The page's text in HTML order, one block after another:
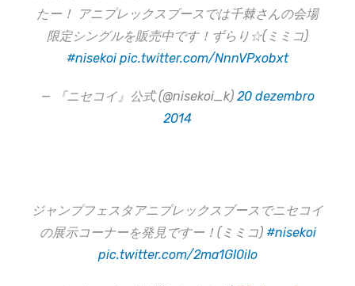
たー！ アニプレックスブースでは千棘さんの会場
限定シングルを販売中です！ずらり☆(ミミコ)
#nisekoi pic.twitter.com/NnnVPxobxt
— 『ニセコイ』公式 (@nisekoi_k) 20 dezembro
2014
ジャンプフェスタアニプレックスブースでニセコイ
の展示コーナーを発見ですー！(ミミコ) #nisekoi
pic.twitter.com/2ma1GI0iIo